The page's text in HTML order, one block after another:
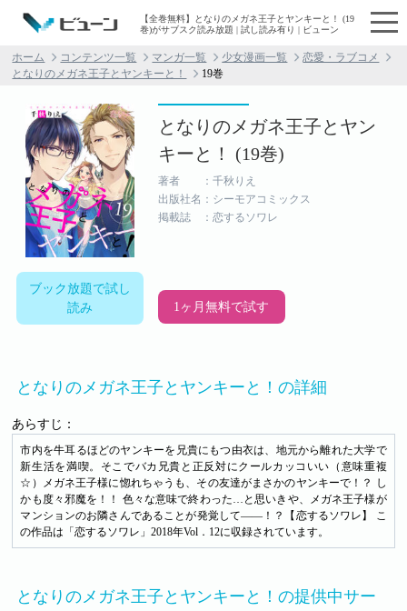
【全巻無料】となりのメガネ王子とヤンキーと！ (19
巻)がサブスク読み放題 | 試し読み有り | ビューン
ホーム コンテンツ一覧 マンガ一覧 少女漫画一覧
恋愛・ラブコメ
となりのメガネ王子とヤンキーと！
19巻
ブック放題で試し
読み
となりのメガネ王子とヤン
キーと！ (19巻)
著者 ：千秋りえ
出版社名：シーモアコミックス
掲載誌 ：恋するソワレ
1ヶ月無料で試す
となりのメガネ王子とヤンキーと！の詳細
あらすじ：
市内を牛耳るほどのヤンキーを兄貴にもつ由衣は、地元から離れた大学で
新生活を満喫。そこでバカ兄貴と正反対にクールカッコいい（意味重複
☆）メガネ王子様に惚れちゃうも、その友達がまさかのヤンキーで！？ し
かも度々邪魔を！！ 色々な意味で終わった…と思いきや、メガネ王子様が
マンションのお隣さんであることが発覚して――！？【恋するソワレ】 こ
の作品は「恋するソワレ」2018年Vol．12に収録されています。
となりのメガネ王子とヤンキーと！の提供中サー